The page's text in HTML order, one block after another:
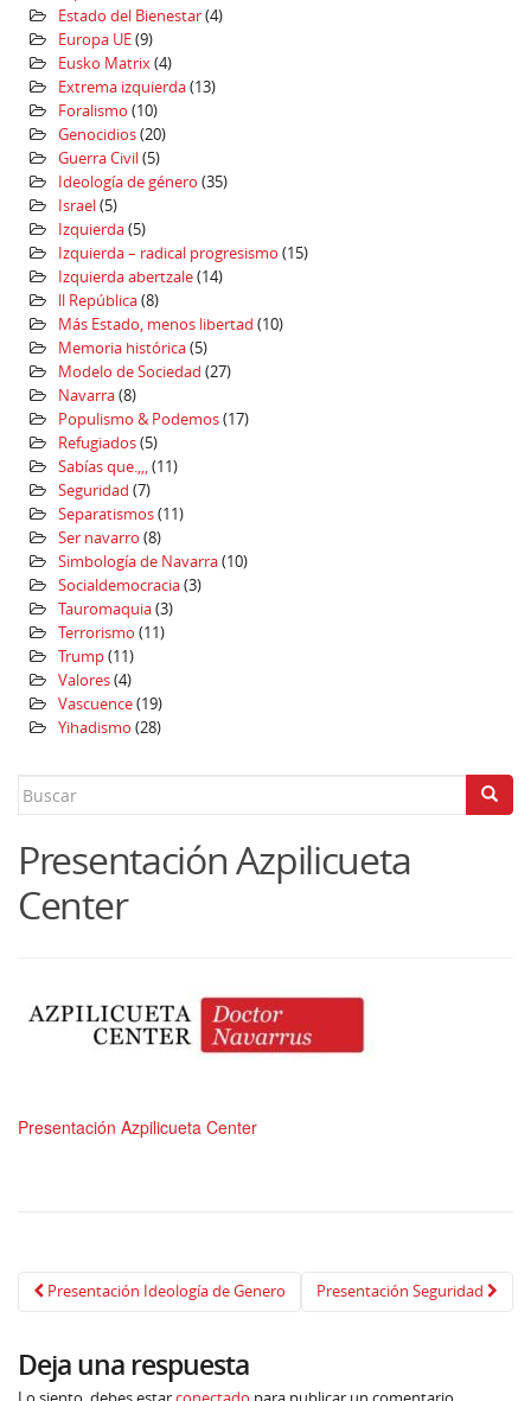
Estado del Bienestar(4)
Europa UE(9)
Eusko Matrix(4)
Extrema izquierda(13)
Foralismo (10)
Genocidios(20)
Guerra Civil(5)
Ideología de género (35)
Israel(5)
Izquierda(5)
Izquierda – radical progresismo (15)
Izquierda abertzale(14)
ll República(8)
Más Estado, menos libertad (10)
Memoria histórica(5)
Modelo de Sociedad (27)
Navarra(8)
Populismo & Podemos(17)
Refugiados(5)
Sabías que.,,,(11)
Seguridad (7)
Separatismos(11)
Ser navarro (8)
Simbología de Navarra(10)
Socialdemocracia(3)
Tauromaquia(3)
Terrorismo (11)
Trump(11)
Valores(4)
Vascuence(19)
Yihadismo (28)
for:
Presentación Azpilicueta
Center
Presentación Azpilicueta Center
Navegación
de
Presentación Ideología de Genero Presentación Seguridad
Deja una respuesta